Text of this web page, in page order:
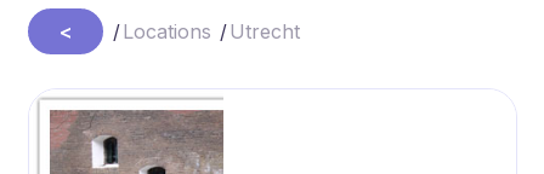
< /Locations /Utrecht